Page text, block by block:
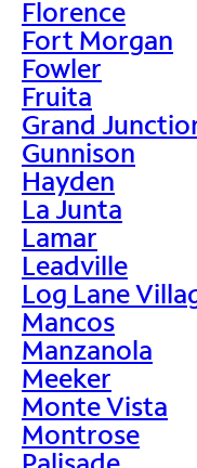
Florence
Fort Morgan
Fowler
Fruita
Grand
Gunnison
Hayden
La Junta
Lamar
Leadville
Log Lane
Mancos
Manzanola
Meeker
Monte Vista
Montrose